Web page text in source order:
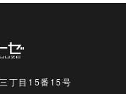
丁目15番15号